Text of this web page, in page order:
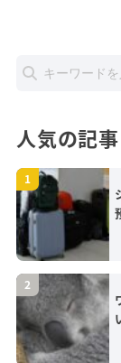
人気の記事